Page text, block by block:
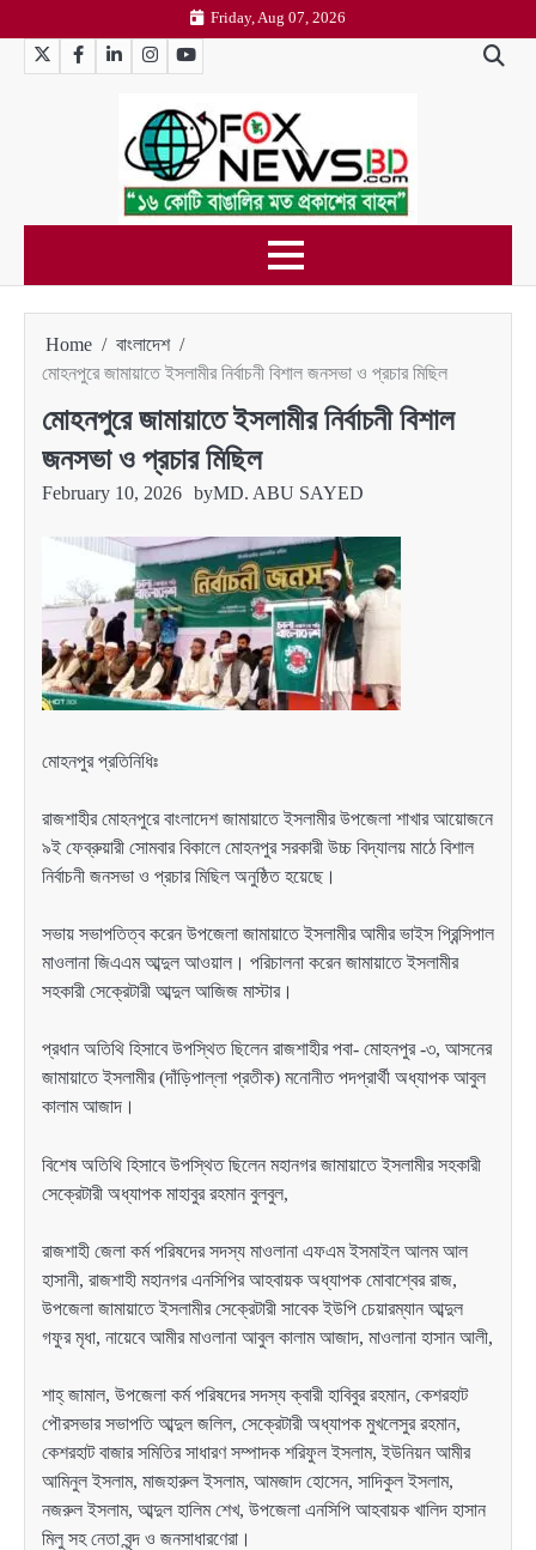
to
content
Friday, Aug 07, 2026
TwitterFacebookLinkedInInstagramYouTube
Home
বাংলাদেশ
মোহনপুরে জামায়াতে ইসলামীর নির্বাচনী বিশাল জনসভা ও প্রচার মিছিল
মোহনপুরে জামায়াতে ইসলামীর নির্বাচনী বিশাল
জনসভা ও প্রচার মিছিল
February 10, 2026 byMD. ABU SAYED
মোহনপুর প্রতিনিধিঃ
রাজশাহীর মোহনপুরে বাংলাদেশ জামায়াতে ইসলামীর উপজেলা শাখার আয়োজনে
৯ই ফেব্রুয়ারী সোমবার বিকালে মোহনপুর সরকারী উচ্চ বিদ্যালয় মাঠে বিশাল
নির্বাচনী জনসভা ও প্রচার মিছিল অনুষ্ঠিত হয়েছে।
সভায় সভাপতিত্ব করেন উপজেলা জামায়াতে ইসলামীর আমীর ভাইস প্রিন্সিপাল
মাওলানা জিএএম আব্দুল আওয়াল। পরিচালনা করেন জামায়াতে ইসলামীর
সহকারী সেক্রেটারী আব্দুল আজিজ মাস্টার।
প্রধান অতিথি হিসাবে উপস্থিত ছিলেন রাজশাহীর পবা- মোহনপুর -৩, আসনের
জামায়াতে ইসলামীর (দাঁড়িপাল্লা প্রতীক) মনোনীত পদপ্রার্থী অধ্যাপক আবুল
কালাম আজাদ।
বিশেষ অতিথি হিসাবে উপস্থিত ছিলেন মহানগর জামায়াতে ইসলামীর সহকারী
সেক্রেটারী অধ্যাপক মাহাবুর রহমান বুলবুল,
রাজশাহী জেলা কর্ম পরিষদের সদস্য মাওলানা এফএম ইসমাইল আলম আল
হাসানী, রাজশাহী মহানগর এনসিপির আহবায়ক অধ্যাপক মোবাশ্বের রাজ,
উপজেলা জামায়াতে ইসলামীর সেক্রেটারী সাবেক ইউপি চেয়ারম্যান আব্দুল
গফুর মৃধা, নায়েবে আমীর মাওলানা আবুল কালাম আজাদ, মাওলানা হাসান আলী,
শাহ্ জামাল, উপজেলা কর্ম পরিষদের সদস্য ক্বারী হাবিবুর রহমান, কেশরহাট
পৌরসভার সভাপতি আব্দুল জলিল, সেক্রেটারী অধ্যাপক মুখলেসুর রহমান,
কেশরহাট বাজার সমিতির সাধারণ সম্পাদক শরিফুল ইসলাম, ইউনিয়ন আমীর
আমিনুল ইসলাম, মাজহারুল ইসলাম, আমজাদ হোসেন, সাদিকুল ইসলাম,
নজরুল ইসলাম, আব্দুল হালিম শেখ, উপজেলা এনসিপি আহবায়ক খালিদ হাসান
মিলু সহ নেতা বৃন্দ ও জনসাধারণেরা।